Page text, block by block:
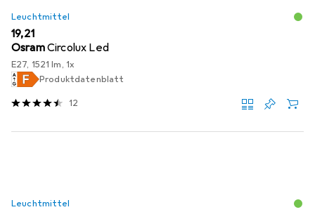
Leuchtmittel
EUR
19,21
OsramCircolux Led
E27, 1521 lm, 1x
Produktdatenblatt
12
Leuchtmittel